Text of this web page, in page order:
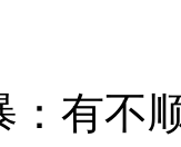
有不顺